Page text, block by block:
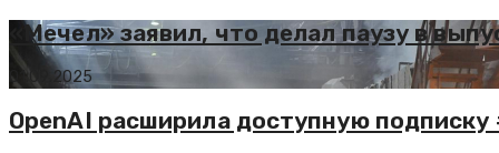
«Мечел» заявил, что делал паузу в
01.09.2025
OpenAI расширила доступную